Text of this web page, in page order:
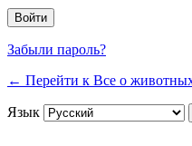
Забыли пароль?
← Перейти к Все о
Язык